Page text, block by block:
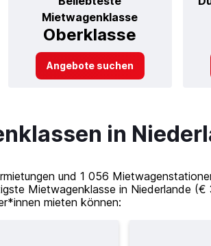
Mietwagenklasse
Oberklasse
Angebote suchen
in
und 1 056
Mietwagenklasse in Niederlande
mieten können: